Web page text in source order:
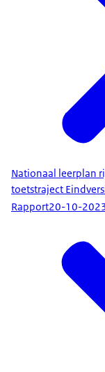
Nationaal leerplan
toetstraject
Rapport20-10-